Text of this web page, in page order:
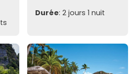
Durée: 2 jours 1 nuit